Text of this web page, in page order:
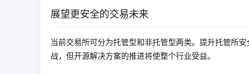
展望更安全的交易未来
当前交易所可分为托管型和非托管型两类。提升托管所
战，但开源解决方案的推进将使整个行业受益。